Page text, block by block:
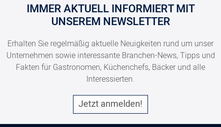
Spritzbeutel STANDARD, Gr. 3, Länge 40 cm
2000214040
Spritzbeutel STANDARD, Gr. 4, Länge 46 cm
2000214050
IMMER AKTUELL INFORMIERT MIT
UNSEREM NEWSLETTER
Erhalten Sie regelmäßig aktuelle Neuigkeiten rund um unser
Unternehmen sowie interessante Branchen-News, Tipps und
Fakten für Gastronomen, Küchenchefs, Bäcker und alle
Interessierten.
Jetzt anmelden!